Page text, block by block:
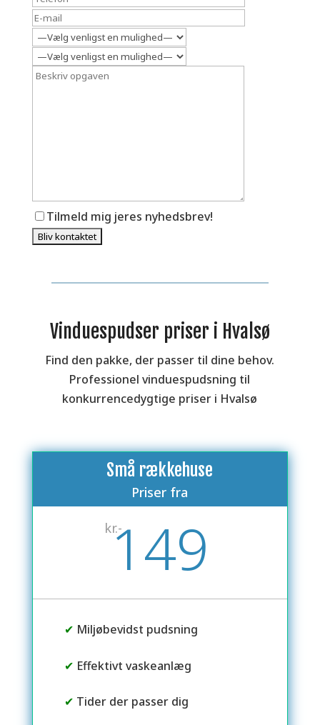
Tilmeld mig jeres nyhedsbrev!
Vinduespudser priser i Hvalsø
Find den pakke, der passer til dine behov.
Professionel vinduespudsning til
konkurrencedygtige priser i Hvalsø
Små rækkehuse
Priser fra
kr.-
149
✔ Miljøbevidst pudsning
✔ Effektivt vaskeanlæg
✔ Tider der passer dig